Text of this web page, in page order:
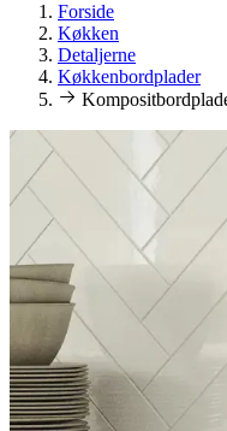
Forside
Køkken
Detaljerne
Køkkenbordplader